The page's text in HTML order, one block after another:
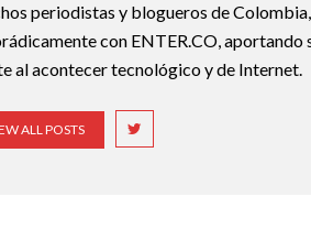
periodistas y blogueros de
con ENTER.CO,
al acontecer tecnológico y de Internet.
ALL POSTS